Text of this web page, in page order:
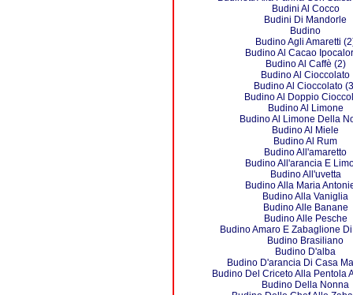
Budini Al Cocco
Budini Di Mandorle
Budino
Budino Agli Amaretti
Budino Al Cacao
Budino Al Caffè (2)
Budino Al Cioccolato
Budino Al Cioccolato
Budino Al Doppio
Budino Al Limone
Budino Al Limone Della
Budino Al Miele
Budino Al Rum
Budino All'amaretto
Budino All'arancia E
Budino All'uvetta
Budino Alla Maria
Budino Alla Vaniglia
Budino Alle Banane
Budino Alle Pesche
Budino Amaro E Zabaglione
Budino Brasiliano
Budino D'alba
Budino D'arancia Di Casa
Budino Del Criceto Alla Pentola
Budino Della Nonna